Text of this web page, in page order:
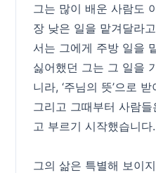
그는 많이 배운 사람도
장 낮은 일을 맡겨달라
서는 그에게 주방 일을
싫어했던 그는 그 일을
니라, ‘주님의 뜻’으로
그리고 그때부터 사람들
고 부르기 시작했습니다.
그의 삶은 특별해 보이